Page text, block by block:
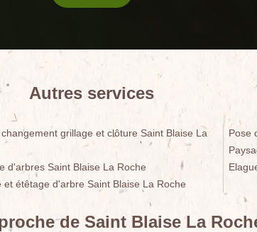
Autres services
grillage et clôture Saint Blaise La
d'arbres Saint Blaise La Roche
et étêtage d'arbre Saint Blaise La Roche
Pose
de Saint Blaise La